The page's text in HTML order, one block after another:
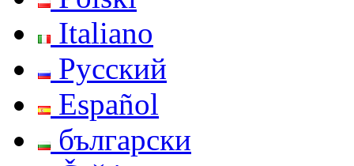
Italiano
Русский
Español
български